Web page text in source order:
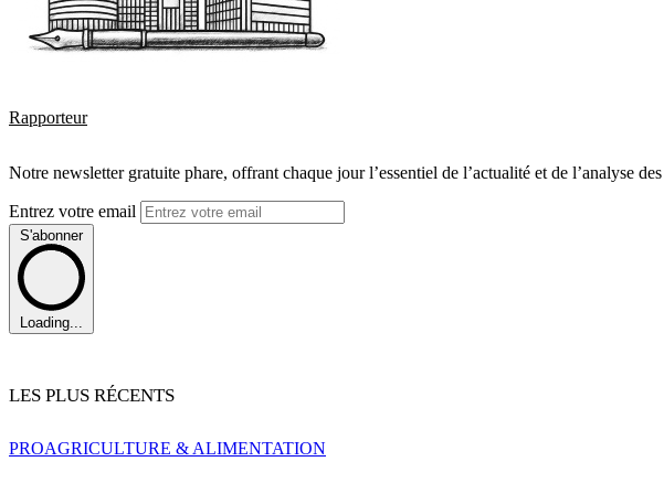
Rapporteur
Notre newsletter gratuite phare, offrant chaque jour l’essentiel de l’actualité et de l’analyse
Entrez votre email
S'abonner
Loading...
LES PLUS RÉCENTS
PROAGRICULTURE & ALIMENTATION